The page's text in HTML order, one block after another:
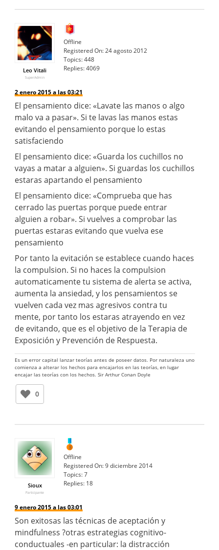
Leo Vitali
SuperAdmin
Offline
Registered On:24 agosto 2012
Topics:448
Replies:4069
2 enero 2015 a las 03:21
El pensamiento dice: «Lavate las manos o algo
malo va a pasar». Si te lavas las manos estas
evitando el pensamiento porque lo estas
satisfaciendo
El pensamiento dice: «Guarda los cuchillos no
vayas a matar a alguien». Si guardas los cuchillos
estaras apartando el pensamiento
El pensamiento dice: «Comprueba que has
cerrado las puertas porque puede entrar
alguien a robar». Si vuelves a comprobar las
puertas estaras evitando que vuelva ese
pensamiento
Por tanto la evitación se establece cuando haces
la compulsion. Si no haces la compulsion
automaticamente tu sistema de alerta se activa,
aumenta la ansiedad, y los pensamientos se
vuelven cada vez mas agresivos contra tu
mente, por tanto los estaras atrayendo en vez
de evitando, que es el objetivo de la Terapia de
Exposición y Prevención de Respuesta.
Es un error capital lanzar teorías antes de poseer datos. Por naturaleza uno
comienza a alterar los hechos para encajarlos en las teorías, en lugar
encajar las teorías con los hechos. Sir Arthur Conan Doyle
0
Sioux
Participante
Offline
Registered On:9 diciembre 2014
Topics:7
Replies: 18
9 enero 2015 a las 03:01
Son exitosas las técnicas de aceptación y
mindfulness ?otras estrategias cognitivo-
conductuales -en particular: la distracción